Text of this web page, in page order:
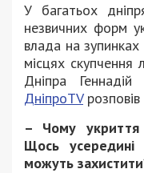
У багатьох
незвичних форм
влада на
місцях
Дніпра
ДніпроTVрозповів
– Чому укриття
Щось усередині
можуть